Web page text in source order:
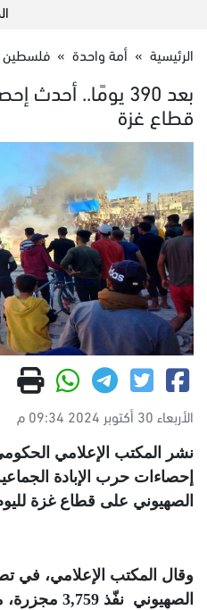
الرئيسية » أمة واحدة » فلسطين
بعد 390 يومًا..
قطاع غزة
الأربعاء 30 أكتوبر 2024 09:34 م
نشر المكتب الإعلامي
إحصاءات حرب الإبادة
الصهيوني على قطاع غزة لليوم
وقال المكتب الإعلامي، في